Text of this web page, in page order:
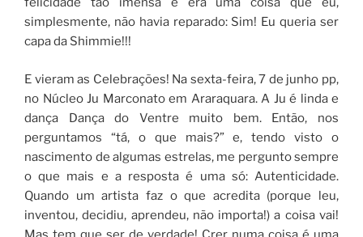
simplesmente, não havia reparado: Sim! Eu queria ser
capa da Shimmie!!!
E vieram as Celebrações! Na sexta-feira, 7 de junho pp,
no Núcleo Ju Marconato em Araraquara. A Ju é linda e
dança Dança do Ventre muito bem. Então, nos
perguntamos “tá, o que mais?” e, tendo visto o
nascimento de algumas estrelas, me pergunto sempre
o que mais e a resposta é uma só: Autenticidade.
Quando um artista faz o que acredita (porque leu,
inventou, decidiu, aprendeu, não importa!) a coisa vai!